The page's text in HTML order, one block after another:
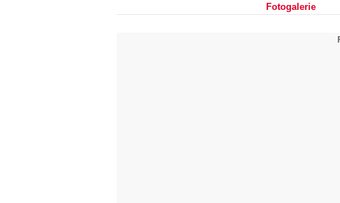
Fotogalerie